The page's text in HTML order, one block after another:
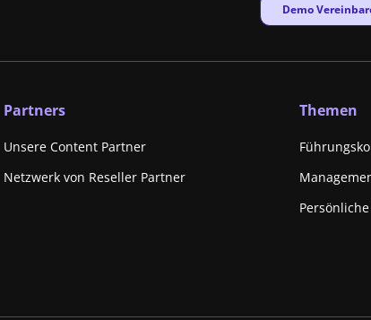
New window
Demo
Partners
Unsere Content Partner
Netzwerk von Reseller Partner
Themen